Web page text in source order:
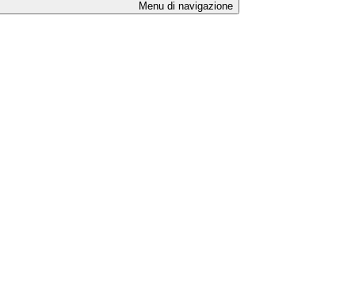
Menu di navigazione